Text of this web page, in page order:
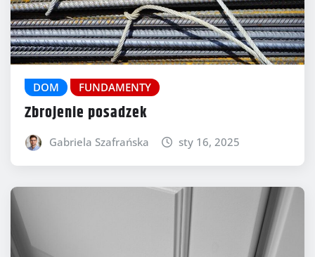
DOM FUNDAMENTY
Zbrojenie posadzek
Gabriela Szafrańska sty 16, 2025